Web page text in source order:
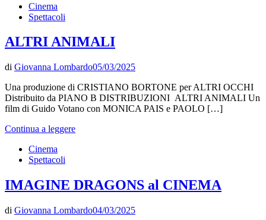
Cinema
Spettacoli
ALTRI ANIMALI
di Giovanna Lombardo05/03/2025
Una produzione di CRISTIANO BORTONE per ALTRI OCCHI
Distribuito da PIANO B DISTRIBUZIONI ALTRI ANIMALI Un
film di Guido Votano con MONICA PAIS e PAOLO […]
Continua a leggere
Cinema
Spettacoli
IMAGINE DRAGONS al CINEMA
di Giovanna Lombardo04/03/2025